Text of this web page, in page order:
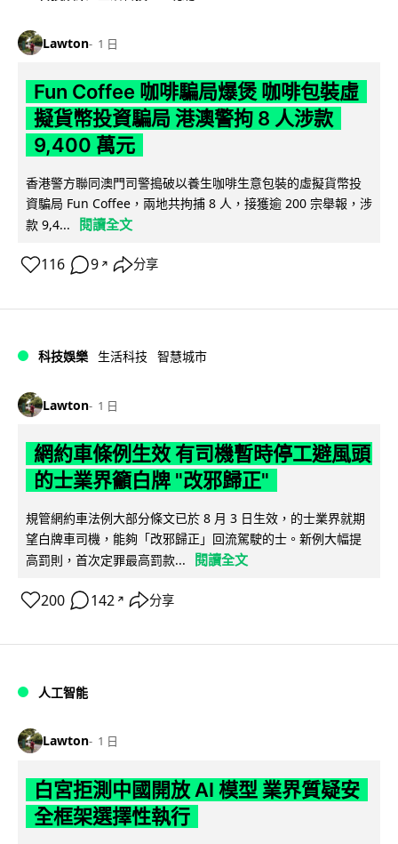
Lawton 1 日
Fun Coffee 咖啡騙局爆煲 咖啡包裝虛
擬貨幣投資騙局 港澳警拘 8 人涉款
9,400 萬元
香港警方聯同澳門司警搗破以養生咖啡生意包裝的虛擬貨幣投
資騙局 Fun Coffee，兩地共拘捕 8 人，接獲逾 200 宗舉報，涉
款 9,4...
閱讀全文
116 9 ↗ 分享
科技娛樂 生活科技 智慧城市
Lawton 1 日
網約車條例生效 有司機暫時停工避風頭
的士業界籲白牌 "改邪歸正"
規管網約車法例大部分條文已於 8 月 3 日生效，的士業界就期
望白牌車司機，能夠「改邪歸正」回流駕駛的士。新例大幅提
高罰則，首次定罪最高罰款...
閱讀全文
200 142 ↗ 分享
人工智能
Lawton 1 日
白宮拒測中國開放 AI 模型 業界質疑安
全框架選擇性執行